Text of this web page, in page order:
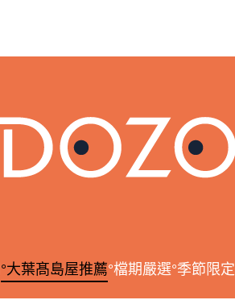
°大葉髙島屋推薦°檔期嚴選°季節限定